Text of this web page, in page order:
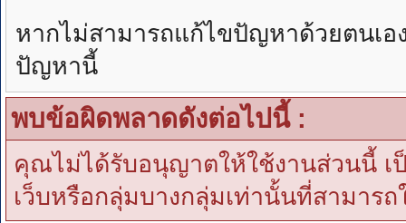
หากไม่สามารถแก้ไขปัญหาด้วยตนเ
ปัญหานี้
พบข้อผิดพลาดดังต่อไปนี้ :
คุณไม่ได้รับอนุญาตให้ใช้งานส่วนนี้ เ
เว็บหรือกลุ่มบางกลุ่มเท่านั้นที่สามารถ